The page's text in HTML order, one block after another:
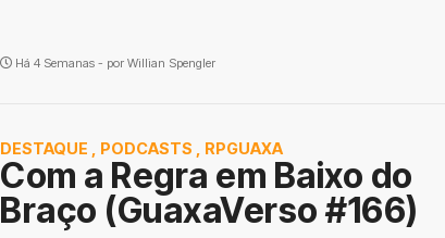
Há 4 Semanas - por Willian Spengler
DESTAQUE PODCASTS RPGUAXA
Com a Regra em Baixo do
Braço (GuaxaVerso #166)